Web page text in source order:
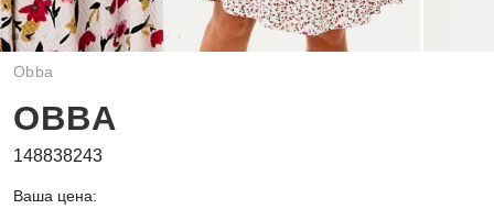
Obba
OBBA
148838243
Ваша цена: